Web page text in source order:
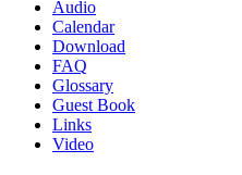
Audio
Calendar
Download
FAQ
Glossary
Guest Book
Links
Video